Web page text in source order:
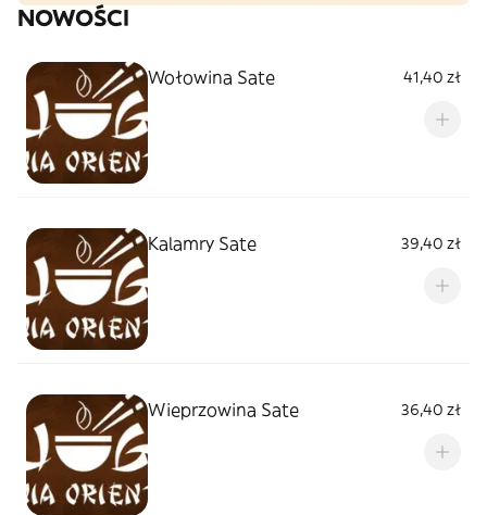
NOWOŚCI
Wołowina Sate 41,40 zł
Kalamry Sate 39,40 zł
Wieprzowina Sate 36,40 zł